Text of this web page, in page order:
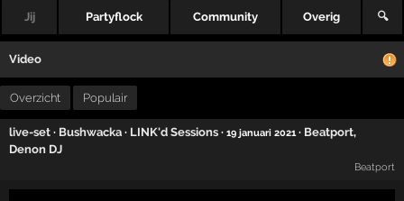
Jij Partyflock Community Overig 🔍
Video
Overzicht Populair
live-set · Bushwacka · LINK'd Sessions ·19 januari 2021· Beatport,
Denon DJ
Beatport